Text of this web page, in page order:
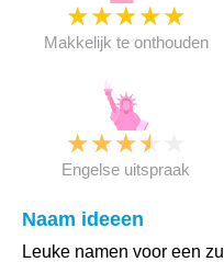
★★★★★
Makkelijk te onthouden
★★★★
Engelse uitspraak
Naam ideeen
Leuke namen voor een